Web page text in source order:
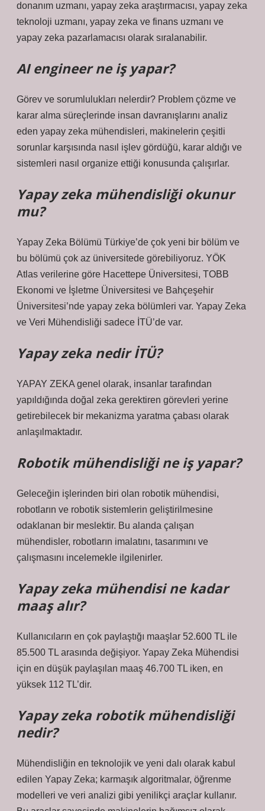
donanım uzmanı, yapay zeka araştırmacısı, yapay zeka
teknoloji uzmanı, yapay zeka ve finans uzmanı ve
yapay zeka pazarlamacısı olarak sıralanabilir.
AI engineer ne iş yapar?
Görev ve sorumlulukları nelerdir? Problem çözme ve
karar alma süreçlerinde insan davranışlarını analiz
eden yapay zeka mühendisleri, makinelerin çeşitli
sorunlar karşısında nasıl işlev gördüğü, karar aldığı ve
sistemleri nasıl organize ettiği konusunda çalışırlar.
Yapay zeka mühendisliği okunur
mu?
Yapay Zeka Bölümü Türkiye’de çok yeni bir bölüm ve
bu bölümü çok az üniversitede görebiliyoruz. YÖK
Atlas verilerine göre Hacettepe Üniversitesi, TOBB
Ekonomi ve İşletme Üniversitesi ve Bahçeşehir
Üniversitesi’nde yapay zeka bölümleri var. Yapay Zeka
ve Veri Mühendisliği sadece İTÜ’de var.
Yapay zeka nedir İTÜ?
YAPAY ZEKA genel olarak, insanlar tarafından
yapıldığında doğal zeka gerektiren görevleri yerine
getirebilecek bir mekanizma yaratma çabası olarak
anlaşılmaktadır.
Robotik mühendisliği ne iş yapar?
Geleceğin işlerinden biri olan robotik mühendisi,
robotların ve robotik sistemlerin geliştirilmesine
odaklanan bir meslektir. Bu alanda çalışan
mühendisler, robotların imalatını, tasarımını ve
çalışmasını incelemekle ilgilenirler.
Yapay zeka mühendisi ne kadar
maaş alır?
Kullanıcıların en çok paylaştığı maaşlar 52.600 TL ile
85.500 TL arasında değişiyor. Yapay Zeka Mühendisi
için en düşük paylaşılan maaş 46.700 TL iken, en
yüksek 112 TL’dir.
Yapay zeka robotik mühendisliği
nedir?
Mühendisliğin en teknolojik ve yeni dalı olarak kabul
edilen Yapay Zeka; karmaşık algoritmalar, öğrenme
modelleri ve veri analizi gibi yenilikçi araçlar kullanır.